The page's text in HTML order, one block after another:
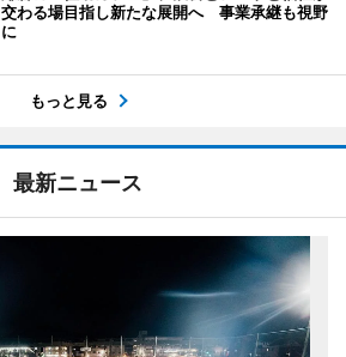
交わる場目指し新たな展開へ 事業承継も視野
に
もっと見る
最新ニュース